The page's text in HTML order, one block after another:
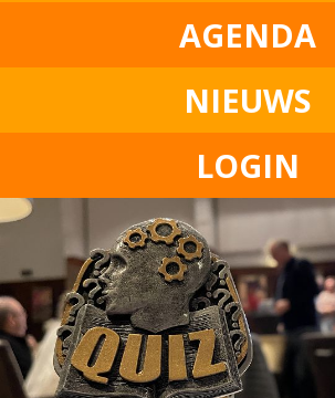
AGENDA
NIEUWS
LOGIN